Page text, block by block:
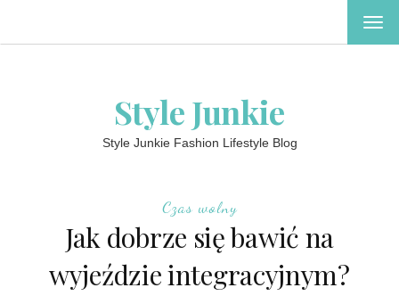
Style Junkie
Style Junkie Fashion Lifestyle Blog
Czas wolny
Jak dobrze się bawić na
wyjeździe integracyjnym?